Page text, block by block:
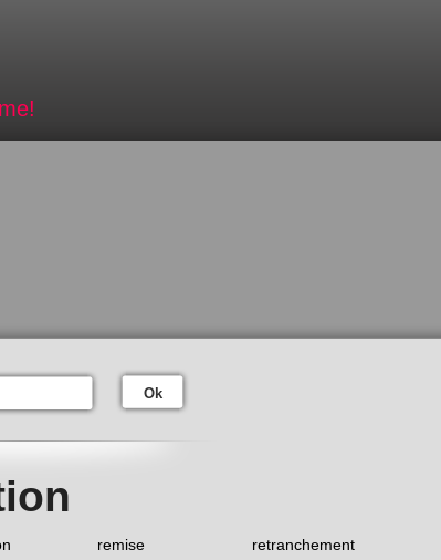
Ok
remise retranchement